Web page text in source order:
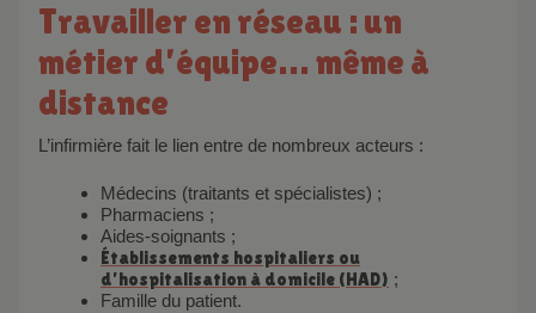
Travailler en réseau : un
métier d’équipe… même à
distance
L’infirmière fait le lien entre de nombreux acteurs :
Médecins (traitants et spécialistes) ;
Pharmaciens ;
Aides-soignants ;
Établissements hospitaliers ou
d’hospitalisation à domicile (HAD) ;
Famille du patient.